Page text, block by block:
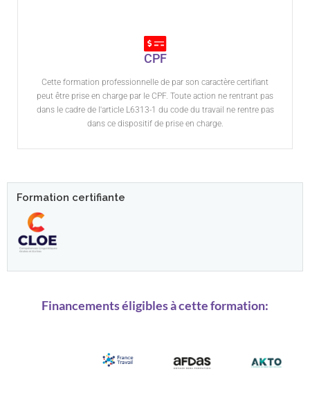
CPF
Cette formation professionnelle de par son caractère certifiant
peut être prise en charge par le CPF. Toute action ne rentrant pas
dans le cadre de l'article L6313-1 du code du travail ne rentre pas
dans ce dispositif de prise en charge.
Formation certifiante
Financements éligibles à cette formation: